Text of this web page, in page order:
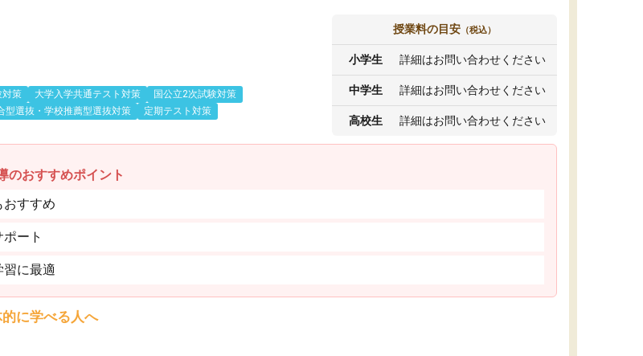
対策 大学入学共通テスト対策
国公立2次試験対策
型選抜・学校推薦型選抜対策 定期テスト対策
授業料の目安 （税込）
小学生 詳細はお問い合わせください
中学生 詳細はお問い合わせください
高校生 詳細はお問い合わせください
のおすすめポイント
おすすめ
ート
に最適
に学べる人へ